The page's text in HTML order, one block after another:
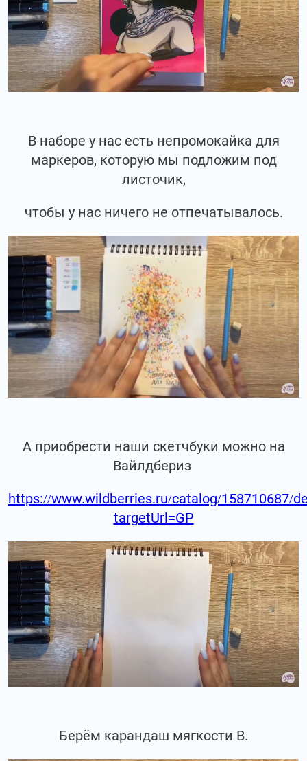
В наборе у нас есть непромокайка для
маркеров, которую мы подложим под
листочик,
чтобы у нас ничего не отпечатывалось.
А приобрести наши скетчбуки можно на
Вайлдбериз
https://www.wildberries.ru/catalog/158710687/
targetUrl=GP
Берём карандаш мягкости В.